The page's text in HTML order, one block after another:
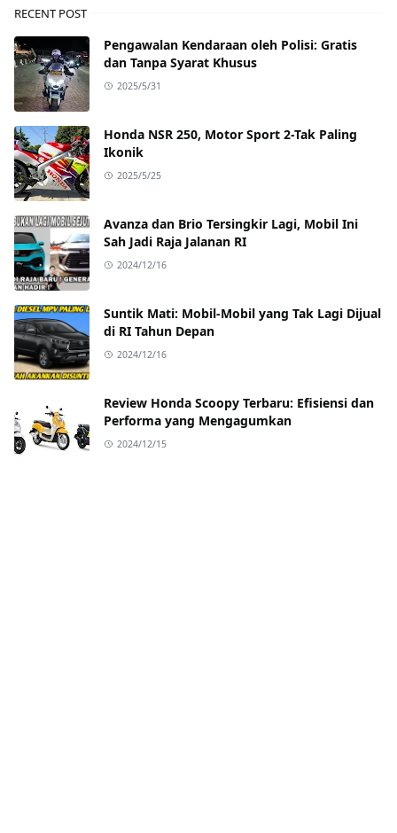
RECENT POST
Pengawalan Kendaraan oleh Polisi: Gratis
dan Tanpa Syarat Khusus
2025/5/31
Honda NSR 250, Motor Sport 2-Tak Paling
Ikonik
2025/5/25
Avanza dan Brio Tersingkir Lagi, Mobil Ini
Sah Jadi Raja Jalanan RI
2024/12/16
Suntik Mati: Mobil-Mobil yang Tak Lagi Dijual
di RI Tahun Depan
2024/12/16
Review Honda Scoopy Terbaru: Efisiensi dan
Performa yang Mengagumkan
2024/12/15